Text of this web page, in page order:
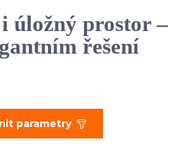
úložný prostor –
řešení
parametry